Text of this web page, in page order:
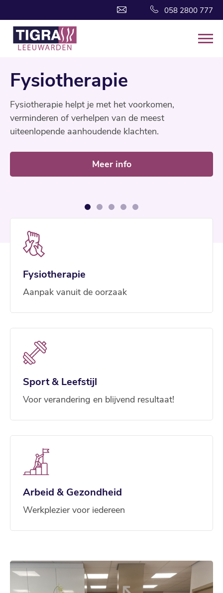
058 2800 777
Fysiotherapie
Fysiotherapie helpt je met het voorkomen,
verminderen of verhelpen van de meest
uiteenlopende aanhoudende klachten.
Meer info
Fysiotherapie
Aanpak vanuit de oorzaak
Sport & Leefstijl
Voor verandering en blijvend resultaat!
Arbeid & Gezondheid
Werkplezier voor iedereen